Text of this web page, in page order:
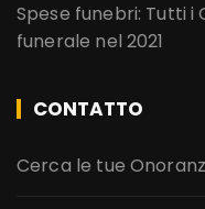
Spese funebri: Tutti
funerale nel 2021
CONTATTO
Cerca le tue